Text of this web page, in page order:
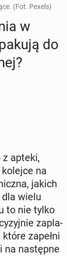
(Fot. Pexels)
w
do
apteki,
na
jakich
wielu
to nie tylko
za­pla­
zapełni
na na­stęp­ne